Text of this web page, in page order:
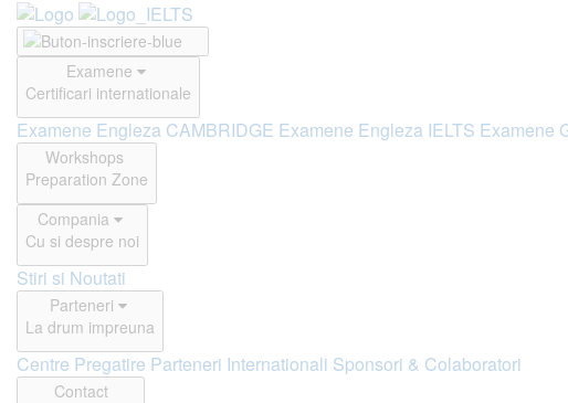
Examene
Certificari internationale
Examene Engleza CAMBRIDGE Examene Engleza IELTS Examene
Workshops
Preparation Zone
Compania
Cu si despre noi
Stiri si Noutati
Parteneri
La drum impreuna
Centre Pregatire Parteneri Internationali Sponsori & Colaboratori
Contact